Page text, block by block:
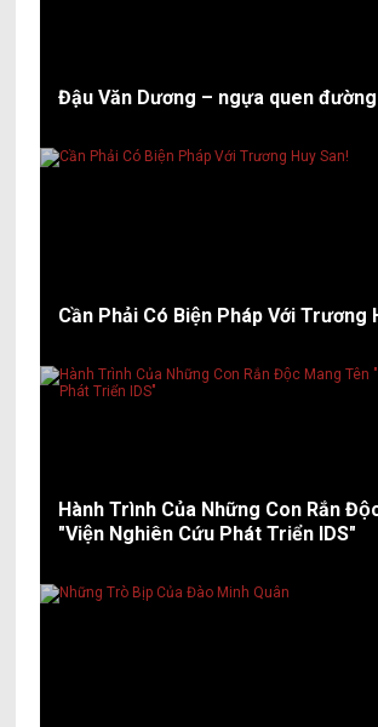
Đậu Văn Dương – ngựa quen
Cần Phải Có Biện Pháp Với Trương
Hành Trình Của Những Con Rắn
"Viện Nghiên Cứu Phát Triển IDS"